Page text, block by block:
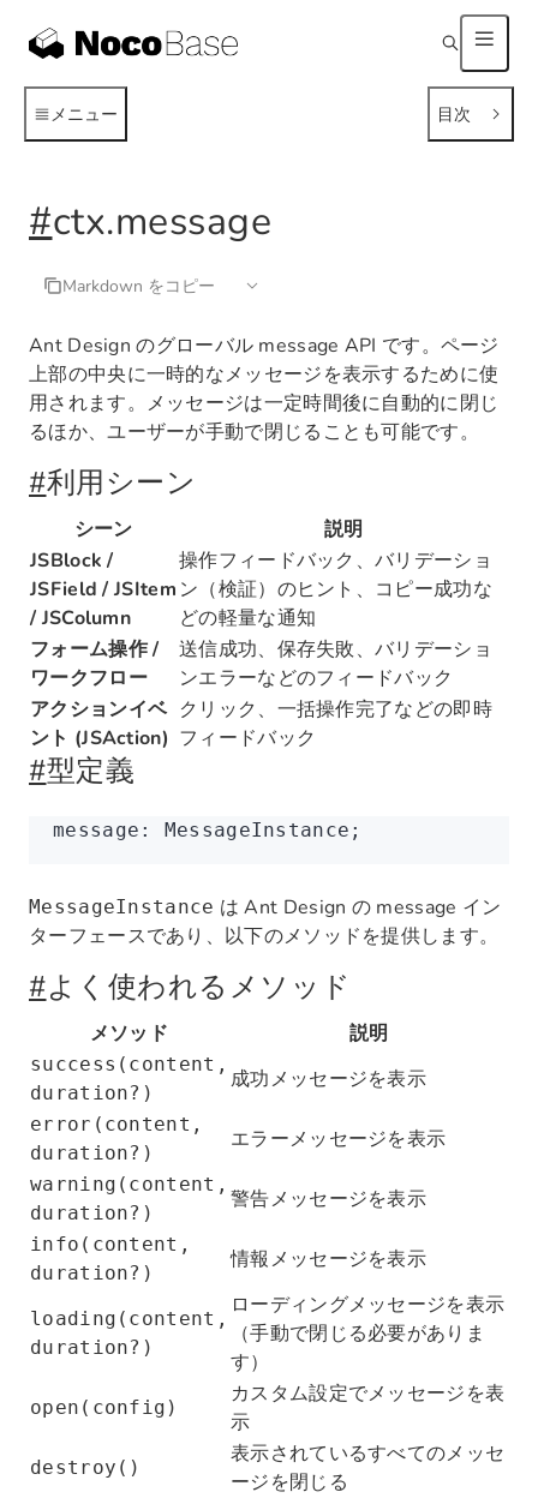
メニュー 目次
#ctx.message
Markdown をコピー
Ant Design のグローバル message API です。ページ
上部の中央に一時的なメッセージを表示するために使
用されます。メッセージは一定時間後に自動的に閉じ
るほか、ユーザーが手動で閉じることも可能です。
#利用シーン
シーン
説明
JSBlock /
JSField / JSItem
/ JSColumn
操作フィードバック、バリデーショ
ン（検証）のヒント、コピー成功な
どの軽量な通知
フォーム操作 /
ワークフロー
送信成功、保存失敗、バリデーショ
ンエラーなどのフィードバック
アクションイベ
ント (JSAction)
クリック、一括操作完了などの即時
フィードバック
#型定義
message : MessageInstance;
MessageInstance は Ant Design の message イン
ターフェースであり、以下のメソッドを提供します。
#よく使われるメソッド
メソッド 説明
success(content,
duration?)
成功メッセージを表示
error(content,
duration?)
エラーメッセージを表示
warning(content,
duration?)
警告メッセージを表示
info(content,
duration?)
情報メッセージを表示
loading(content,
duration?)
ローディングメッセージを表示
（手動で閉じる必要がありま
す）
open(config)
カスタム設定でメッセージを表
示
destroy()
表示されているすべてのメッセ
ージを閉じる